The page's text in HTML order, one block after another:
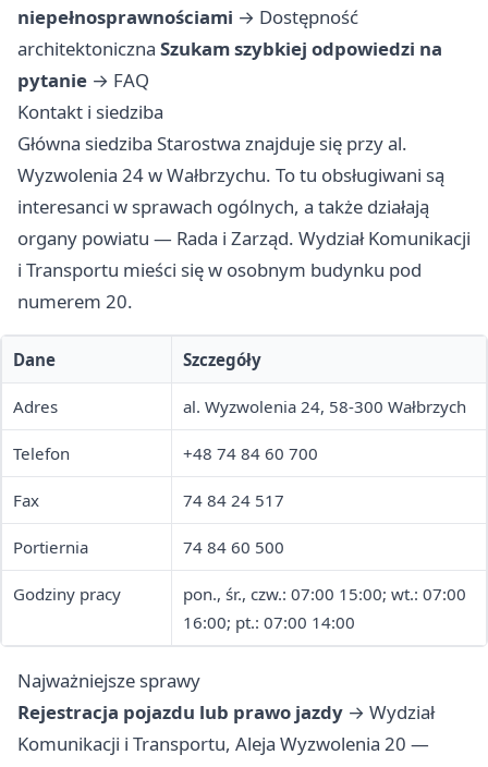
niepełnosprawnościami → Dostępność
architektoniczna Szukam szybkiej odpowiedzi na
pytanie → FAQ
Kontakt i siedziba
Główna siedziba Starostwa znajduje się przy al.
Wyzwolenia 24 w Wałbrzychu. To tu obsługiwani są
interesanci w sprawach ogólnych, a także działają
organy powiatu — Rada i Zarząd. Wydział Komunikacji
i Transportu mieści się w osobnym budynku pod
numerem 20.
Dane Szczegóły
Adres al. Wyzwolenia 24, 58-300 Wałbrzych
Telefon +48 74 84 60 700
Fax 74 84 24 517
Portiernia 74 84 60 500
Godziny pracy
pon., śr., czw.: 07:00 15:00; wt.: 07:00
16:00; pt.: 07:00 14:00
Najważniejsze sprawy
Rejestracja pojazdu lub prawo jazdy → Wydział
Komunikacji i Transportu, Aleja Wyzwolenia 20 —